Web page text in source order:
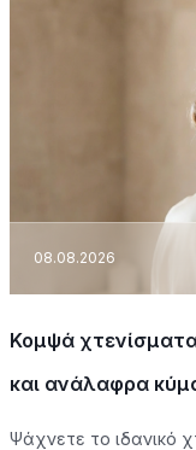
08.08.2026
Κομψά χτενίσματα
και ανάλαφρα
Ψάχνετε το ιδανικό